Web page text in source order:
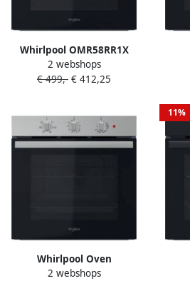
Whirlpool OMR58RR1X
inbouw oven Pyrolyse RVS
2 webshops
€ 499,- € 412,25
Whirlpool Oven
Multifunctioneel
2 webshops
11%